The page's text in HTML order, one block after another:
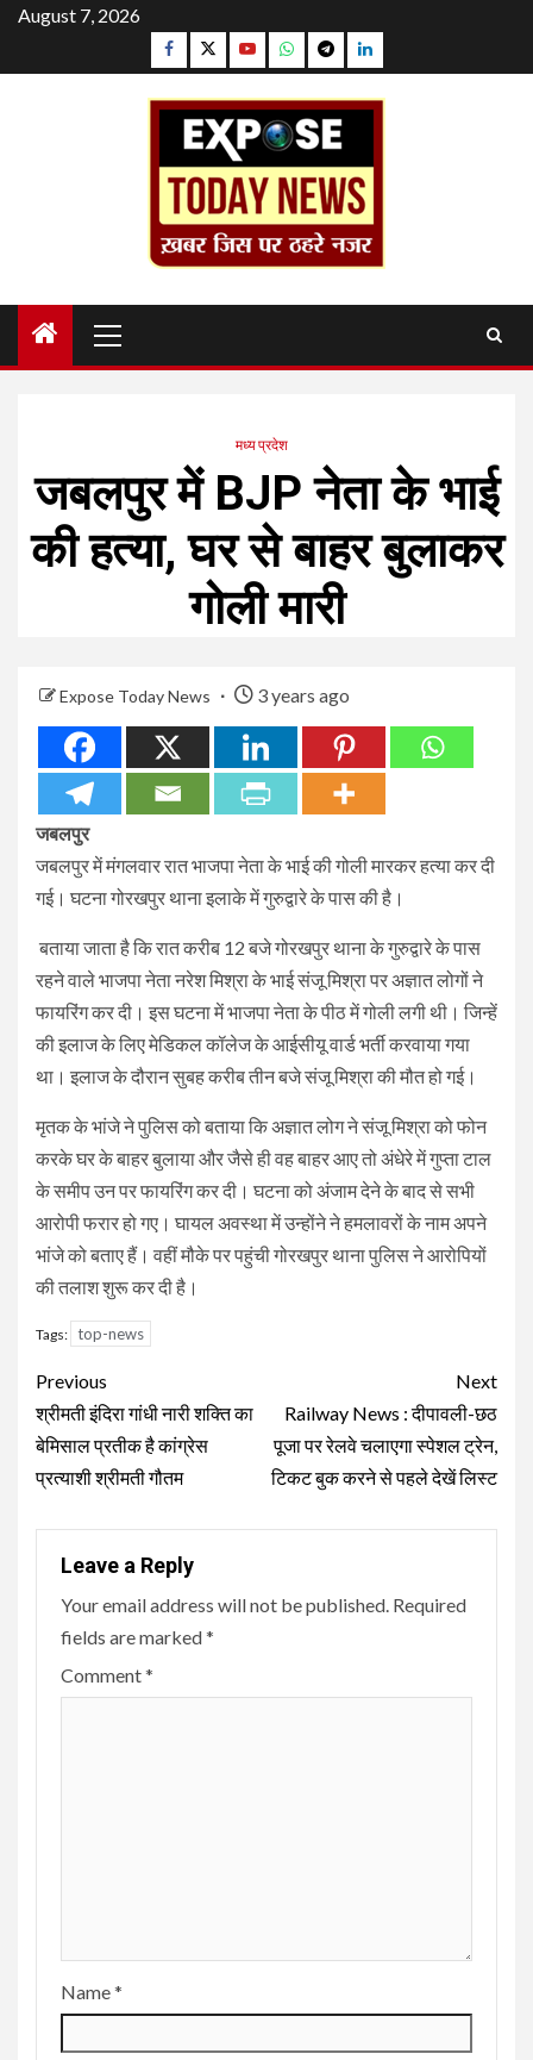
Skip
content
August 7, 2026
Facebook
TwitterYouTubeWhatsapp
TelegramLinkedin
Menu
मध्य प्रदेश
जबलपुर में BJP नेता के भाई
की हत्या, घर से बाहर बुलाकर
गोली मारी
Expose Today News 3 years ago
जबलपुर
जबलपुर में मंगलवार रात भाजपा नेता के भाई की गोली मारकर हत्या कर दी
गई। घटना गोरखपुर थाना इलाके में गुरुद्वारे के पास की है।
बताया जाता है कि रात करीब 12 बजे गोरखपुर थाना के गुरुद्वारे के पास
रहने वाले भाजपा नेता नरेश मिश्रा के भाई संजू मिश्रा पर अज्ञात लोगों ने
फायरिंग कर दी। इस घटना में भाजपा नेता के पीठ में गोली लगी थी। जिन्हें
की इलाज के लिए मेडिकल कॉलेज के आईसीयू वार्ड भर्ती करवाया गया
था। इलाज के दौरान सुबह करीब तीन बजे संजू मिश्रा की मौत हो गई।
मृतक के भांजे ने पुलिस को बताया कि अज्ञात लोग ने संजू मिश्रा को फोन
करके घर के बाहर बुलाया और जैसे ही वह बाहर आए तो अंधेरे में गुप्ता टाल
के समीप उन पर फायरिंग कर दी। घटना को अंजाम देने के बाद से सभी
आरोपी फरार हो गए। घायल अवस्था में उन्होंने ने हमलावरों के नाम अपने
भांजे को बताए हैं। वहीं मौके पर पहुंची गोरखपुर थाना पुलिस ने आरोपियों
की तलाश शुरू कर दी है।
Tags: top-news
Continue
Reading
Previous
श्रीमती इंदिरा गांधी नारी शक्ति का
बेमिसाल प्रतीक है कांग्रेस
प्रत्याशी श्रीमती गौतम
Next
Railway News : दीपावली-छठ
पूजा पर रेलवे चलाएगा स्पेशल ट्रेन,
टिकट बुक करने से पहले देखें लिस्ट
Leave a Reply
Your email address will not be published. Required
fields are marked*
Comment*
Name*